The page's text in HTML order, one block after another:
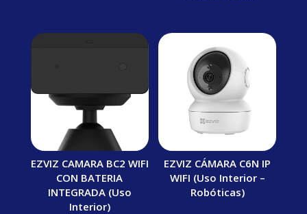
EZVIZ CAMARA BC2 WIFI
CON BATERIA
INTEGRADA (Uso
Interior)
EZVIZ CÁMARA C6N IP
WIFI (Uso Interior –
Robóticas)